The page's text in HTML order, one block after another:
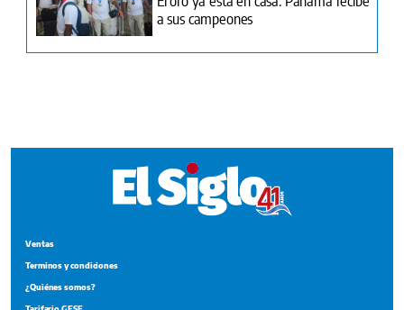
Suplementos